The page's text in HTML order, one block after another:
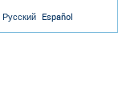
Русский Español